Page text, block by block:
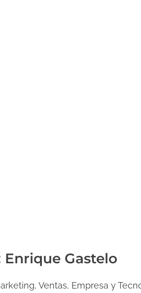
Gastelo
Ventas, Empresa y